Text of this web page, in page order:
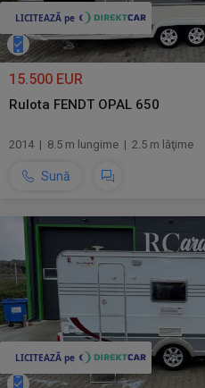
15.500 EUR
Rulota FENDT OPAL 650
2014 | 8.5 m lungime | 2.5 m lăţime
Sună